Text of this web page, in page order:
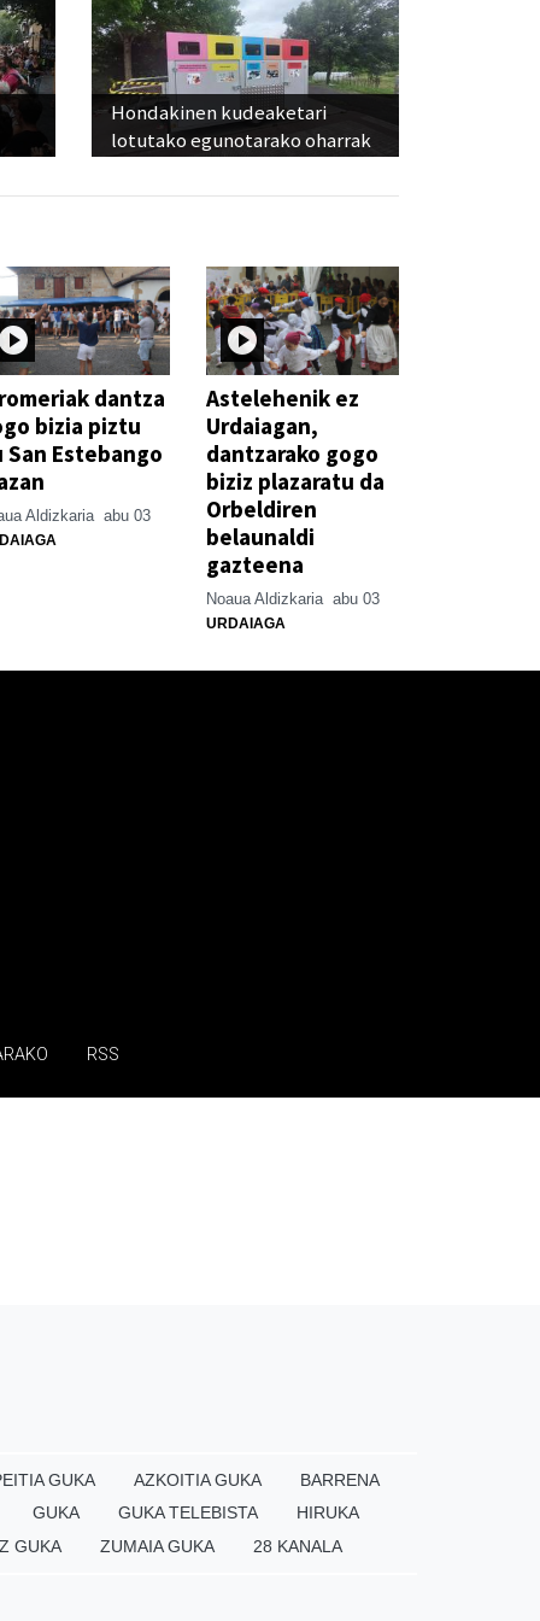
Hondakinen kudeaketari
lotutako egunotarako oharrak
dantza
bizia piztu
San Estebango
Aldizkaria abu 03
Astelehenik ez
Urdaiagan,
dantzarako gogo
biziz plazaratu da
Orbeldiren
belaunaldi
gazteena
Noaua Aldizkaria abu 03
URDAIAGA
RSS
GUKA AZKOITIA GUKA
BARRENA
GUKA
GUKA TELEBISTA
HIRUKA
GUKA
ZUMAIA GUKA 28 KANALA